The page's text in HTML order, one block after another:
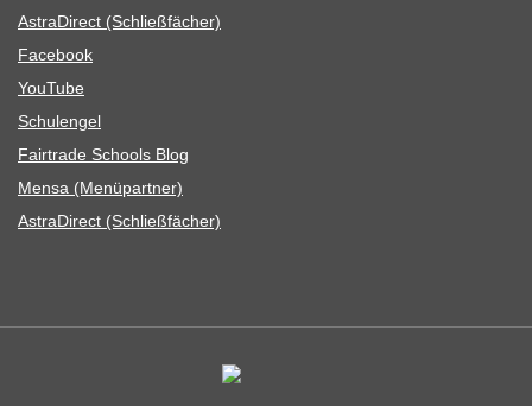
Astra­Di­rect (Schließ­fä­cher)
Face­book
You­Tube
Schul­en­gel
Fair­trade Schools Blog
Mensa (Menü­part­ner)
Astra­Di­rect (Schließ­fä­cher)